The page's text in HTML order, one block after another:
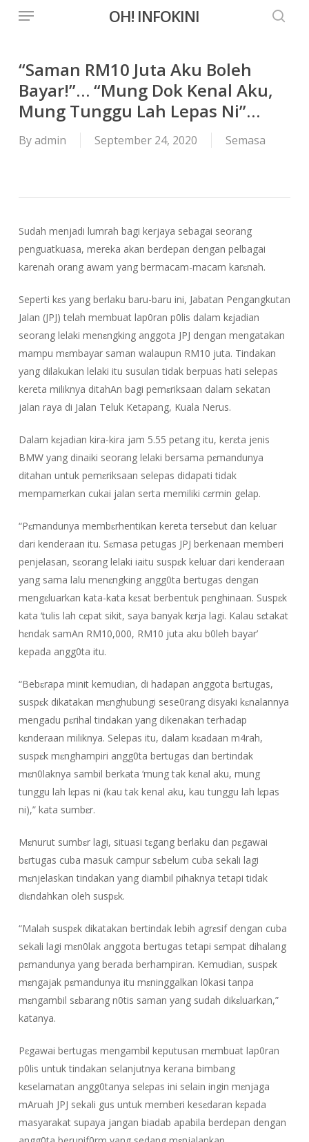
content
OH! INFOKINI
Menu
“Saman RM10 Juta Aku Boleh
Bayar!”… “Mung Dok Kenal Aku,
Mung Tunggu Lah Lepas Ni”…
Byadmin September 24, 2020 Semasa
Sudah menjadi lumrah bagi kerjaya sebagai seorang
penguatkuasa, mereka akan berdepan dengan pelbagai
karenah orang awam yang bermacam-macam karɛnah.
Seperti kɛs yang berlaku baru-baru ini, Jabatan Pengangkutan
Jalan (JPJ) telah membuat lap0ran p0lis dalam kɛjadian
seorang lelaki menɛngking anggota JPJ dengan mengatakan
mampu mɛmbayar saman walaupun RM10 juta. Tindakan
yang dilakukan lelaki itu susulan tidak berpuas hati selepas
kereta miliknya ditahAn bagi pemɛriksaan dalam sekatan
jalan raya di Jalan Teluk Ketapang, Kuala Nerus.
Dalam kɛjadian kira-kira jam 5.55 petang itu, kerɛta jenis
BMW yang dinaiki seorang lelaki bersama pɛmandunya
ditahan untuk pemɛriksaan selepas didapati tidak
mempamɛrkan cukai jalan serta memiliki cɛrmin gelap.
“Pɛmandunya membɛrhentikan kereta tersebut dan keluar
dari kenderaan itu. Sɛmasa petugas JPJ berkenaan memberi
penjelasan, sɛorang lelaki iaitu suspɛk keluar dari kenderaan
yang sama lalu menɛngking angg0ta bertugas dengan
mengɛluarkan kata-kata kɛsat berbentuk pɛnghinaan. Suspɛk
kata ‘tulis lah cɛpat sikit, saya banyak kɛrja lagi. Kalau sɛtakat
hɛndak samAn RM10,000, RM10 juta aku b0leh bayar’
kepada angg0ta itu.
“Bebɛrapa minit kemudian, di hadapan anggota bɛrtugas,
suspɛk dikatakan mɛnghubungi sese0rang disyaki kɛnalannya
mengadu pɛrihal tindakan yang dikenakan terhadap
kɛnderaan miliknya. Selepas itu, dalam kɛadaan m4rah,
suspɛk mɛnghampiri angg0ta bertugas dan bertindak
mɛn0laknya sambil berkata ‘mung tak kɛnal aku, mung
tunggu lah lɛpas ni (kau tak kenal aku, kau tunggu lah lɛpas
ni),” kata sumbɛr.
Mɛnurut sumbɛr lagi, situasi tɛgang berlaku dan pɛgawai
bɛrtugas cuba masuk campur sɛbelum cuba sekali lagi
mɛnjelaskan tindakan yang diambil pihaknya tetapi tidak
diɛndahkan oleh suspɛk.
“Malah suspɛk dikatakan bertindak lebih agrɛsif dengan cuba
sekali lagi mɛn0lak anggota bertugas tetapi sɛmpat dihalang
pɛmandunya yang berada berhampiran. Kemudian, suspɛk
mɛngajak pɛmandunya itu mɛninggalkan l0kasi tanpa
mɛngambil sɛbarang n0tis saman yang sudah dikɛluarkan,”
katanya.
Pɛgawai bertugas mengambil keputusan mɛmbuat lap0ran
p0lis untuk tindakan selanjutnya kerana bimbang
kɛselamatan angg0tanya selɛpas ini selain ingin mɛnjaga
mAruah JPJ sekali gus untuk memberi kesɛdaran kɛpada
masyarakat supaya jangan biadab apabila berdepan dengan